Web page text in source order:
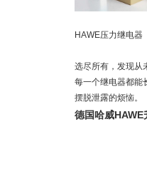
HAWE压力继电器
选尽所有，发现从
每一个继电器都能
摆脱泄露的烦恼。
德国哈威